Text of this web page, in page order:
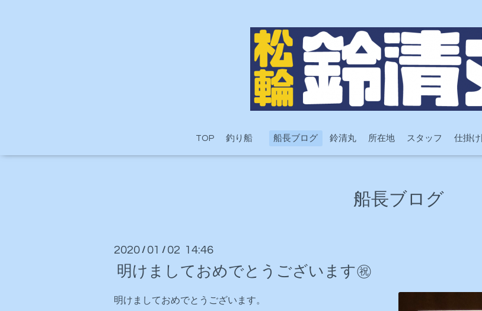
TOP 釣り船 船長ブログ 鈴清丸 所在地 スタッフ 仕掛け
船長ブログ
2020 / 01 / 02 14:46
明けましておめでとうございます㊗️
明けましておめでとうございます。